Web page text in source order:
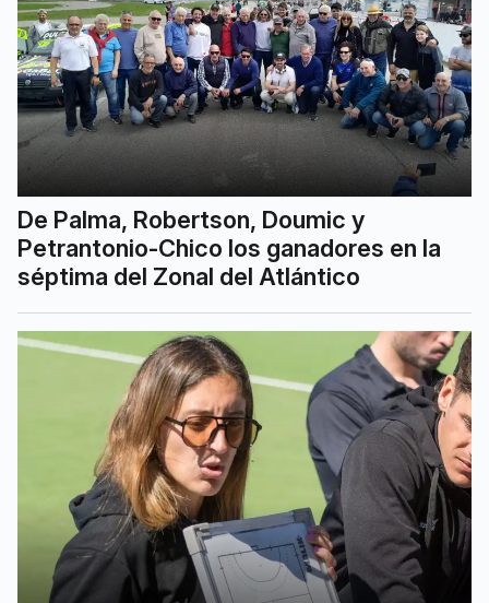
De Palma, Robertson, Doumic y
Petrantonio-Chico los ganadores en la
séptima del Zonal del Atlántico